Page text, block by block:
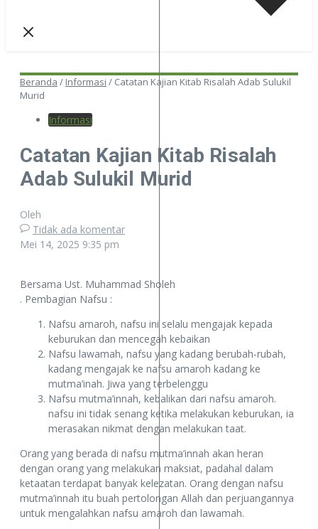
Beranda / Informasi / Catatan Kajian Kitab Risalah Adab Sulukil
Murid
Informasi
Catatan Kajian Kitab Risalah
Adab Sulukil Murid
Oleh
Tidak ada komentar
Mei 14, 2025 9:35 pm
Bersama Ust. Muhammad Sholeh
. Pembagian Nafsu :
Nafsu amaroh, nafsu ini selalu mengajak kepada
keburukan dan mencegah kebaikan
Nafsu lawamah, nafsu yang kadang berubah-rubah,
kadang mengajak ke nafsu amaroh kadang ke
mutma’inah. Jiwa yang terbelenggu
Nafsu mutma’innah, kebalikan dari nafsu amaroh.
nafsu ini tidak senang ketika melakukan keburukan, ia
merasakan nikmat dengan melakukan taat.
Orang yang berada di nafsu mutma’innah akan heran
dengan orang yang melakukan maksiat, padahal dalam
ketaatan terdapat banyak kelezatan. Orang dengan nafsu
mutma’innah itu buah pertolongan Allah dan perjuangannya
untuk mengalahkan nafsu amaroh dan lawamah.